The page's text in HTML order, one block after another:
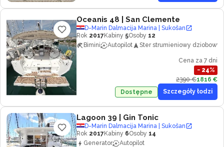
Oceanis 48 | San Clemente
D-Marin Dalmacija Marina | Sukošan
Rok 2017Kabiny 5Osoby 12
Bimini
Autopilot Ster strumieniowy dziobowy
Cena za 7 dni
− 24%
2390 €1816 €
Dostępne
Szczegóły łodzi
Lagoon 39 | Gin Tonic
D-Marin Dalmacija Marina | Sukošan
Rok 2017Kabiny 6Osoby 14
Generator
Autopilot